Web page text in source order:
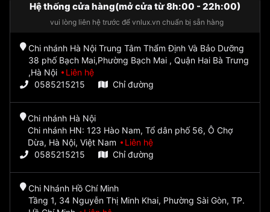
Hệ thống cửa hàng(mở cửa từ 8h:00 - 22h:00)
vui lòng liên hệ trước để vnlux.vn chuẩn bị sẵn hàng
Chi nhánh Hà Nội Trung Tâm Thẩm Định Và Bảo Dưỡng
38 phố Bạch Mai,Phường Bạch Mai , Quận Hai Bà Trưng
,Hà Nội
Liên hệ
0585215215
Chỉ đường
Chi nhánh Hà Nội
Chi nhánh HN: 123 Hào Nam, Tổ dân phố 56, Ô Chợ
Dừa, Hà Nội, Việt Nam
Liên hệ
0585215215
Chỉ đường
Chi Nhánh Hồ Chí Minh
Tầng 1, 34 Nguyễn Thị Minh Khai, Phường Sài Gòn, TP.